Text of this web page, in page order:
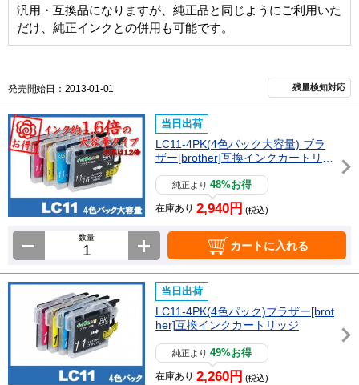
汎用・互換品になりますが、純正品と同じようにご利用いた
だけ、純正インクとの併用も可能です。
発売開始日：2013-01-01 残量検知対応
当日出荷
LC11-4PK(4色パック大容量) ブラ
ザー[brother]互換インクカートリッ
純正より48%お得
在庫あり 2,940円 (税込)
数量
カートに入れる
当日出荷
LC11-4PK(4色パック)ブラザー[brot
her]互換インクカートリッジ
純正より49%お得
在庫あり 2,260円 (税込)